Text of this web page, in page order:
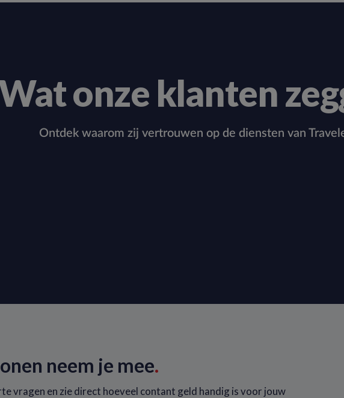
onze klanten
Ontdek waarom zij vertrouwen op de diensten van
neem je mee.
vragen en zie direct hoeveel contant geld handig is voor jouw